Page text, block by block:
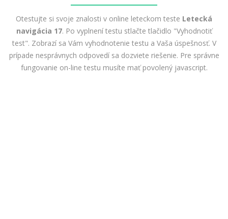
Otestujte si svoje znalosti v online leteckom teste Letecká
navigácia 17. Po vyplnení testu stlačte tlačidlo "Vyhodnotiť
test". Zobrazí sa Vám vyhodnotenie testu a Vaša úspešnosť. V
prípade nesprávnych odpovedí sa dozviete riešenie. Pre správne
fungovanie on-line testu musíte mať povolený javascript.